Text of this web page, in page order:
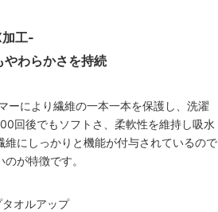
工-
わらかさを持続
ーにより繊維の一本一本を保護し、洗濯
回後でもソフトさ、柔軟性を維持し吸水
にしっかりと機能が付与されているので
が特徴です。